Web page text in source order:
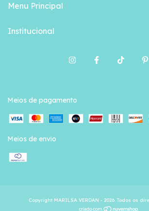
Menu Principal
Institucional
Meios de pagamento
Meios de envio
Copyright MARILSA VERDAN - 2026. Todos os